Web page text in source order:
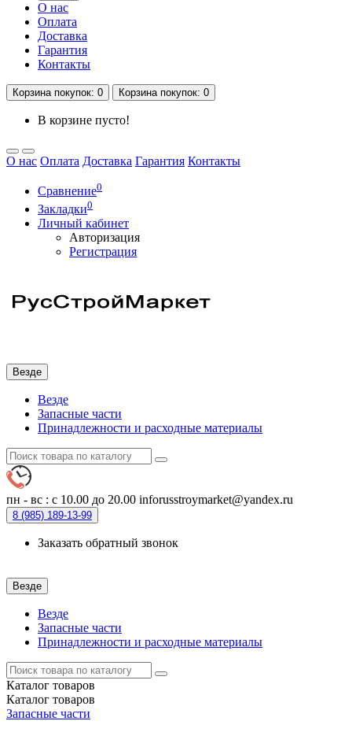
О нас
Оплата
Доставка
Гарантия
Контакты
Корзинапокупок: 0 Корзинапокупок: 0
В корзине пусто!
О нас Оплата Доставка Гарантия Контакты
Сравнение0
Закладки0
Личный кабинет
Авторизация
Регистрация
Везде
Везде
Запасные части
Принадлежности и расходные материалы
пн - вс : с 10.00 до 20.00 inforusstroymarket@yandex.ru
8 (985) 189-13-99
Заказать обратный звонок
Везде
Везде
Запасные части
Принадлежности и расходные материалы
Каталог товаров
Каталог товаров
Запасные части